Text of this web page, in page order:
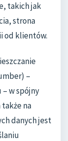
takich jak
strona
od klientów.
–
w spójny
na
danych jest